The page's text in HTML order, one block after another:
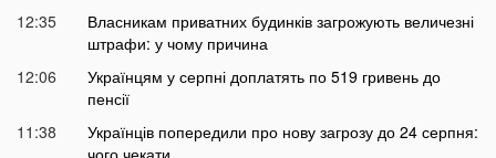
12:35
Власникам приватних будинків загрожують величезні
штрафи: у чому причина
12:06
Українцям у серпні доплатять по 519 гривень до
пенсії
11:38
Українців попередили про нову загрозу до 24 серпня:
чого чекати